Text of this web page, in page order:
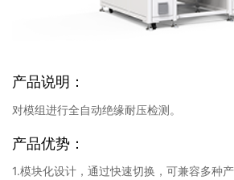
产品说明：
对模组进行全自动绝缘耐压检测。
产品优势：
1.模块化设计，通过快速切换，可兼容多种